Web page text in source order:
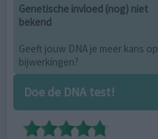
Genetische invloed (nog) niet
bekend
Geeft jouw DNA je meer kans op
bijwerkingen?
Doe de DNA test!